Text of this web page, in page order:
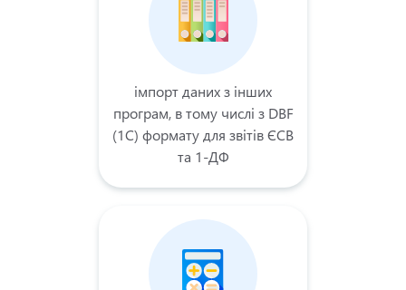
імпорт даних з інших
програм, в тому числі з DBF
(1C) формату для звітів ЄСВ
та 1-ДФ